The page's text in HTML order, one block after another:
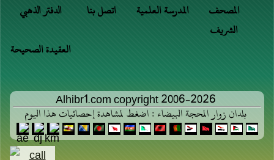
الدفتر الذهبي اتصل بنا المدرسة العلمية
المصحف
الشريف
العقيدة الصحيحة
Alhibr1.com copyright 2006-2026
بلدان زوار المحجة البيضاء : اضغط لمشاهدة إحصائيات هذا اليوم